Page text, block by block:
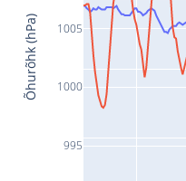
995
1000
1005
Õhurõhk (hPa)